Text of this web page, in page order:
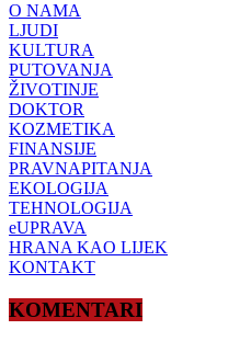
O NAMA
LJUDI
KULTURA
PUTOVANJA
ŽIVOTINJE
DOKTOR
KOZMETIKA
FINANSIJE
PRAVNAPITANJA
EKOLOGIJA
TEHNOLOGIJA
eUPRAVA
HRANA KAO LIJEK
KONTAKT
KOMENTARI